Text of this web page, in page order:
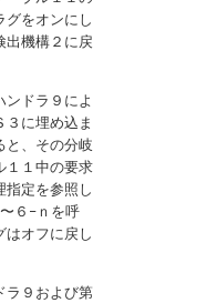
グをオンにし
出機構２に戻
ドラ９によ
３に埋め込ま
と、その分岐
１１中の要求
指定を参照し
６−ｎを呼
はオフに戻し
ラ９および第